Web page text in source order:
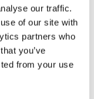
our traffic.
of our site with
partners who
you’ve
from your use